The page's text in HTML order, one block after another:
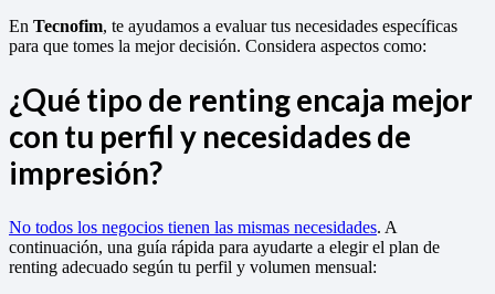
En Tecnofim, te ayudamos a evaluar tus necesidades específicas
para que tomes la mejor decisión. Considera aspectos como:
¿Qué tipo de renting encaja mejor
con tu perfil y necesidades de
impresión?
No todos los negocios tienen las mismas necesidades. A
continuación, una guía rápida para ayudarte a elegir el plan de
renting adecuado según tu perfil y volumen mensual: